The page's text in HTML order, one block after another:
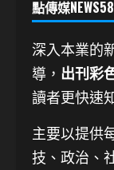
點傳媒
深入本業的
導， 出刊彩
讀者更快速
主要以提供
技、 政治、